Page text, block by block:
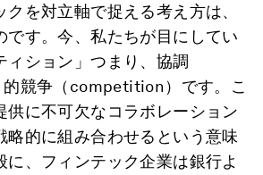
を対立軸で捉える考え方は、
です。今、私たちが目にしてい
ィション」つまり、協調
的競争（competition）です。こ
供に不可欠なコラボレーション
略的に組み合わせるという意味
に、フィンテック企業は銀行よ